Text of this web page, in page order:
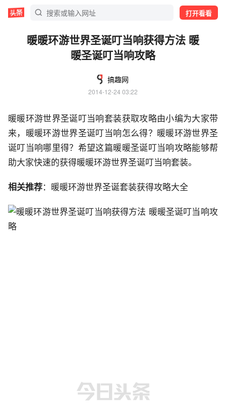
打开看看
暖暖环游世界圣诞叮当响获得方法 暖
暖圣诞叮当响攻略
搞趣网
2014-12-24 03:22
暖暖环游世界圣诞叮当响套装获取攻略由小编为大家带
来，暖暖环游世界圣诞叮当响怎么得？暖暖环游世界圣
诞叮当响哪里得？希望这篇暖暖圣诞叮当响攻略能够帮
助大家快速的获得暖暖环游世界圣诞叮当响套装。
相关推荐：暖暖环游世界圣诞套装获得攻略大全